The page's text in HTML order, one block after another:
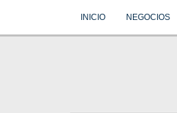
INICIO NEGOCIOS